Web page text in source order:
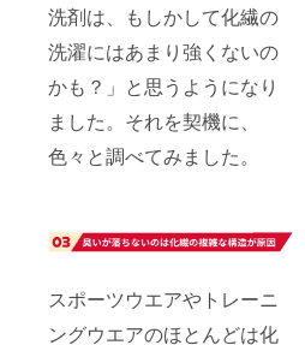
洗剤は、もしかして化繊の
洗濯にはあまり強くないの
かも？」と思うようになり
ました。それを契機に、
色々と調べてみました。
スポーツウエアやトレーニ
ングウエアのほとんどは化